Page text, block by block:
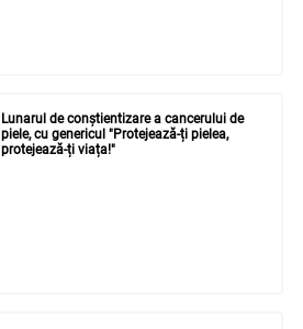
Lunarul de conștientizare a cancerului de
piele, cu genericul "Protejează-ți pielea,
protejează-ți viața!"